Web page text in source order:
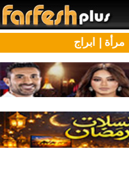
مرأة | ابراج